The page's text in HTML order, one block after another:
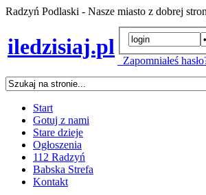
Radzyń Podlaski - Nasze miasto z dobrej
iledzisiaj.pl
Zapomniałeś
Start
Gotuj z nami
Stare dzieje
Ogłoszenia
112 Radzyń
Babska Strefa
Kontakt